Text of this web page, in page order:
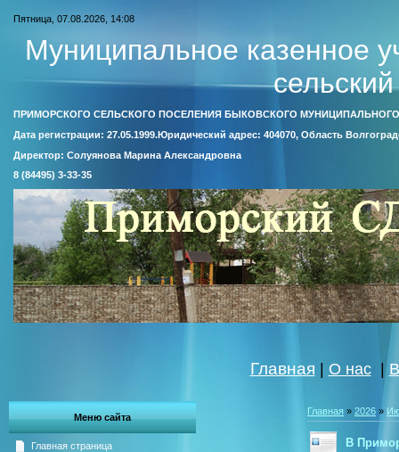
Пятница, 07.08.2026, 14:08
Муниципальное казенное
ПРИМОРСКОГО СЕЛЬСКОГО ПОСЕЛЕНИЯ БЫКОВСКОГО
Дата регистрации: 27.05.1999.Юридический адрес: 404070, Область
Директор: Солуянова Марина Александровна
8 (84495) 3-33-35
Главная О нас|
Меню сайта
Главная страница
Главная » 2026 »
В